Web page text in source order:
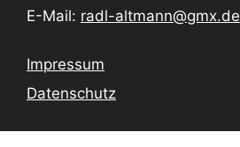
E-Mail: radl-altmann@gmx.de
Impressum
Datenschutz